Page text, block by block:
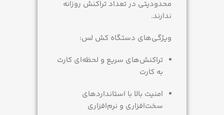
محدودیتی در تعداد تراکنش روزانه
ندارند.
ویژگی‌های دستگاه کش لس:
تراکنش‌های سریع و لحظه‌ای کارت
به کارت
امنیت بالا با استانداردهای
سخت‌افزاری و نرم‌افزاری